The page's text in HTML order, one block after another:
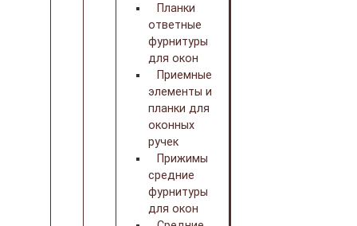
Планки
ответные
фурнитуры
для окон
Приемные
элементы и
планки для
оконных
ручек
Прижимы
средние
фурнитуры
для окон